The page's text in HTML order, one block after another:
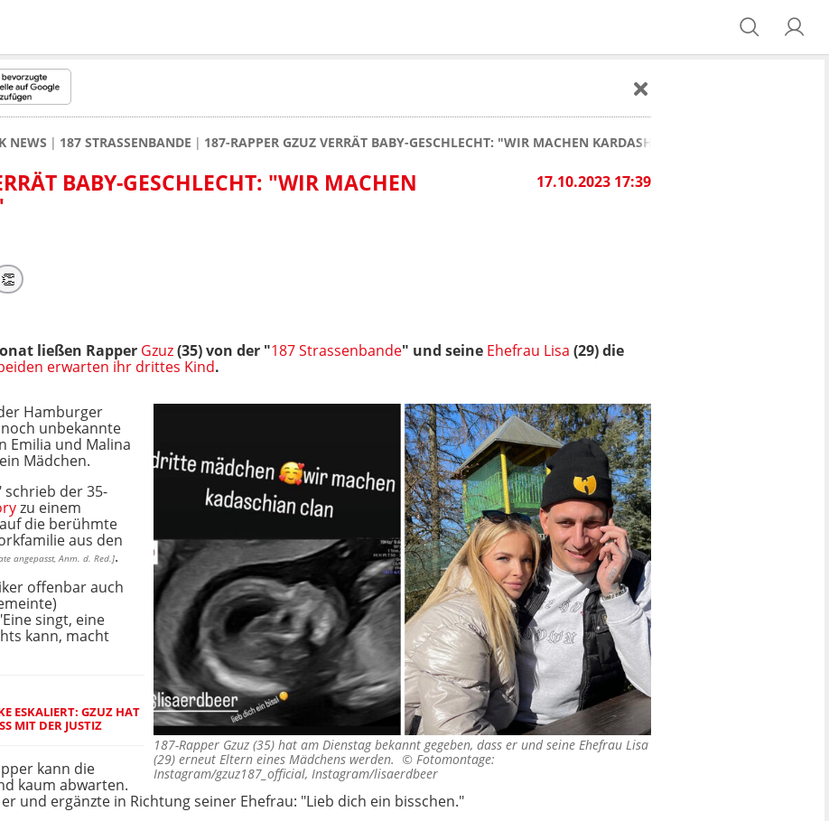
NEWS 187 STRASSENBANDE 187-RAPPER GZUZ VERRÄT BABY-GESCHLECHT: "WIR MACHEN KARDASHIAN-CLAN"
17.10.2023 17:39
BABY-GESCHLECHT: "WIR MACHEN
👏
ließen Rapper Gzuz(35) von der "187 Strassenbande" und seine Ehefrau Lisa (29) die
erwarten ihr drittes Kind.
187-Rapper Gzuz (35) hat am Dienstag bekannt gegeben, dass er und seine Ehefrau Lisa
(29) erneut Eltern eines Mädchens werden. © Fotomontage:
Instagram/gzuz187_official, Instagram/lisaerdbeer
Hamburger
unbekannte
Emilia und Malina
Mädchen.
schrieb der 35-
zu einem
die berühmte
aus den
angepasst, Anm. d. Red.].
offenbar auch
singt, eine
kann, macht
ESKALIERT: GZUZ HAT
MIT DER JUSTIZ
kann die
kaum abwarten.
und ergänzte in Richtung seiner Ehefrau: "Lieb dich ein bisschen."